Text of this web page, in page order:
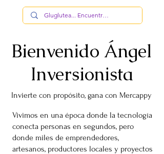
Bienvenido Ángel
Inversionista
Invierte con propósito, gana con Mercappy
Vivimos en una época donde la tecnología
conecta personas en segundos, pero
donde miles de emprendedores,
artesanos, productores locales y proyectos